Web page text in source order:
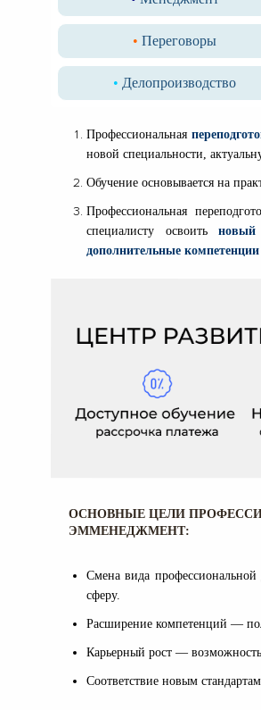
• Переговоры
• Делопроизводство
Профессиональная
новой специальности,
Обучение основывается на
Профессиональная
специалисту освоить
дополнительные компетенции
ОСНОВНЫЕ ЦЕЛИ
ЭММЕНЕДЖМЕНТ:
Смена вида профессиональной
сферу.
Расширение компетенций —
Карьерный рост —
Соответствие новым